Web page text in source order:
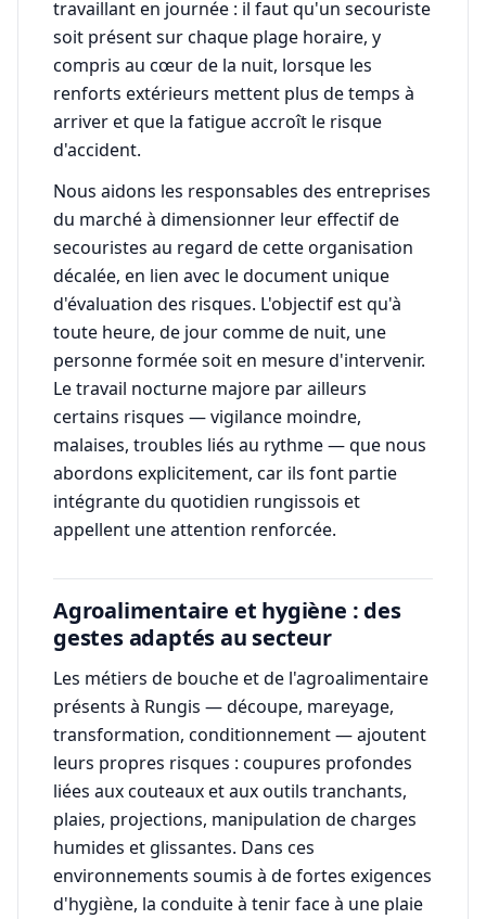
travaillant en journée : il faut qu'un secouriste
soit présent sur chaque plage horaire, y
compris au cœur de la nuit, lorsque les
renforts extérieurs mettent plus de temps à
arriver et que la fatigue accroît le risque
d'accident.
Nous aidons les responsables des entreprises
du marché à dimensionner leur effectif de
secouristes au regard de cette organisation
décalée, en lien avec le document unique
d'évaluation des risques. L'objectif est qu'à
toute heure, de jour comme de nuit, une
personne formée soit en mesure d'intervenir.
Le travail nocturne majore par ailleurs
certains risques — vigilance moindre,
malaises, troubles liés au rythme — que nous
abordons explicitement, car ils font partie
intégrante du quotidien rungissois et
appellent une attention renforcée.
Agroalimentaire et hygiène : des
gestes adaptés au secteur
Les métiers de bouche et de l'agroalimentaire
présents à Rungis — découpe, mareyage,
transformation, conditionnement — ajoutent
leurs propres risques : coupures profondes
liées aux couteaux et aux outils tranchants,
plaies, projections, manipulation de charges
humides et glissantes. Dans ces
environnements soumis à de fortes exigences
d'hygiène, la conduite à tenir face à une plaie